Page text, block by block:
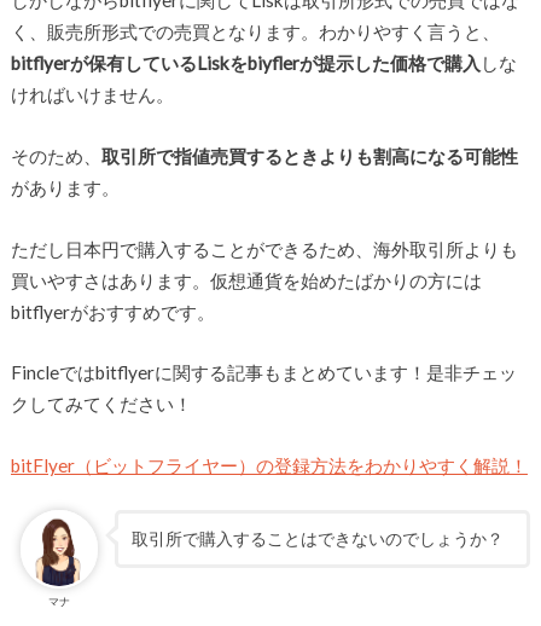
く、販売所形式での売買となります。わかりやすく言うと、
bitflyerが保有しているLiskをbiyflerが提示した価格で購入 しな
ければいけません。
そのため、 取引所で指値売買するときよりも割高になる可能性
があります。
ただし日本円で購入することができるため、海外取引所よりも
買いやすさはあります。仮想通貨を始めたばかりの方には
bitflyerがおすすめです。
Fincleではbitflyerに関する記事もまとめています！是非チェッ
クしてみてください！
bitFlyer（ビットフライヤー）の登録方法をわかりやすく解説！
マナ
取引所で購入することはできないのでしょうか？